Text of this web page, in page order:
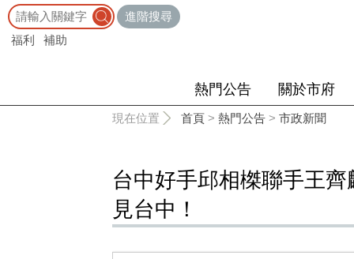
進階搜尋
福利
補助
熱門公告 關於市府
現在位置 首頁 > 熱門公告 > 市政新聞
台中好手邱相榤聯手王
見台中！